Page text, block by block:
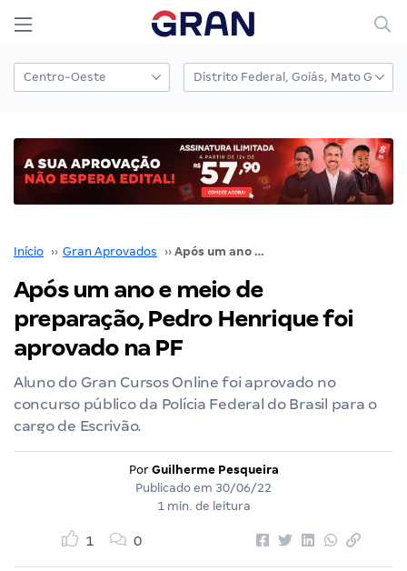
Início ›› Gran Aprovados ›› Após um ano e meio de preparação, Pedro Henrique foi aprovado na PF
Após um ano e meio de
preparação, Pedro Henrique foi
aprovado na PF
Aluno do Gran Cursos Online foi aprovado no
concurso público da Polícia Federal do Brasil para o
cargo de Escrivão.
Por Guilherme Pesqueira
Publicado em 30/06/22
1 min. de leitura
1 0